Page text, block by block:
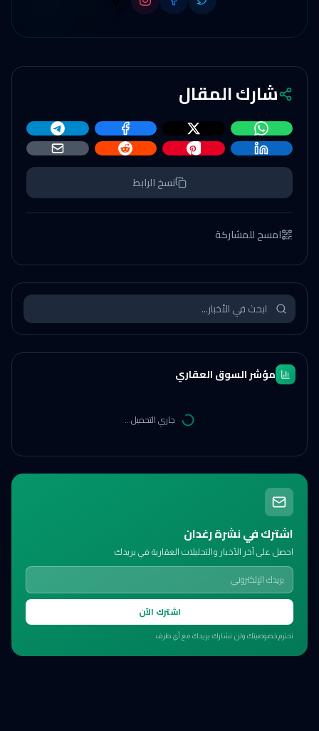
شارك المقال
نسخ الرابط
امسح للمشاركة
مؤشر السوق العقاري
جاري التحميل...
اشترك في نشرة رغدان
احصل على آخر الأخبار والتحليلات العقارية في بريدك
اشترك الآن
نحترم خصوصيتك ولن نشارك بريدك مع أي طرف